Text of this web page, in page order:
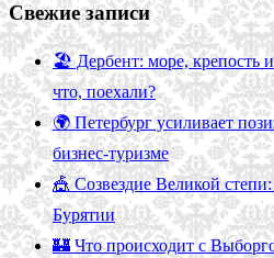
Свежие записи
🏖️ Дербент: море, крепость
что, поехали?
🌍 Петербург усиливает
бизнес-туризме
🎪 Созвездие Великой
Бурятии
🏰 Что происходит с